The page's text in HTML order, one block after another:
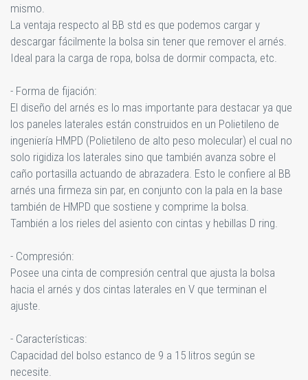
mismo.
La ventaja respecto al BB std es que podemos cargar y
descargar fácilmente la bolsa sin tener que remover el arnés.
Ideal para la carga de ropa, bolsa de dormir compacta, etc.
- Forma de fijación:
El diseño del arnés es lo mas importante para destacar ya que
los paneles laterales están construidos en un Polietileno de
ingeniería HMPD (Polietileno de alto peso molecular) el cual no
solo rigidiza los laterales sino que también avanza sobre el
caño portasilla actuando de abrazadera. Esto le confiere al BB
arnés una firmeza sin par, en conjunto con la pala en la base
también de HMPD que sostiene y comprime la bolsa.
También a los rieles del asiento con cintas y hebillas D ring.
- Compresión:
Posee una cinta de compresión central que ajusta la bolsa
hacia el arnés y dos cintas laterales en V que terminan el
ajuste.
- Características:
Capacidad del bolso estanco de 9 a 15 litros según se
necesite.